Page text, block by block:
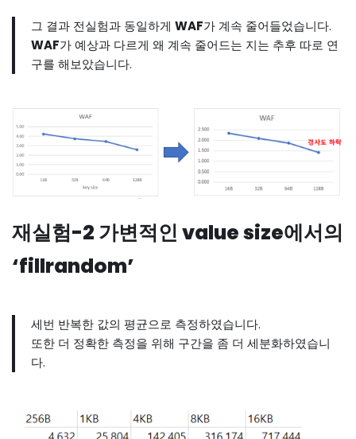
그 결과 전실험과 동일하게 WAF가 계속 줄어들었습니다.
WAF가 예상과 다르게 왜 계속 줄어드는 지는 추후 따로 연
구를 해보았습니다.
재실험-2 가변적인 value size에서의
‘fillrandom’
세번 반복한 값의 평균으로 측정하였습니다.
또한 더 정확한 측정을 위해 구간을 좀 더 세분화하였습니
다.